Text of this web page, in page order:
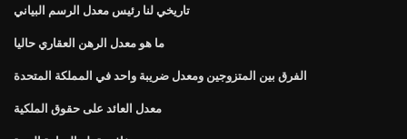
تاريخي لنا رئيس معدل الرسم البياني
ما هو معدل الرهن العقاري حاليا
الفرق بين المتزوجين ومعدل ضريبة واحد في المملكة المتحدة
معدل العائد على حقوق الملكية